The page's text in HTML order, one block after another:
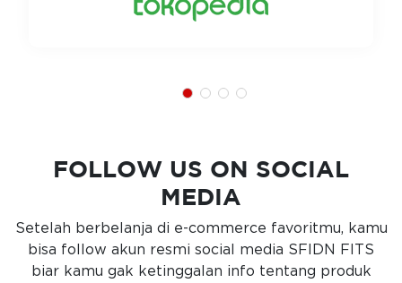
FOLLOW US ON SOCIAL
MEDIA
Setelah berbelanja di e-commerce favoritmu, kamu
bisa follow akun resmi social media SFIDN FITS
biar kamu gak ketinggalan info tentang produk